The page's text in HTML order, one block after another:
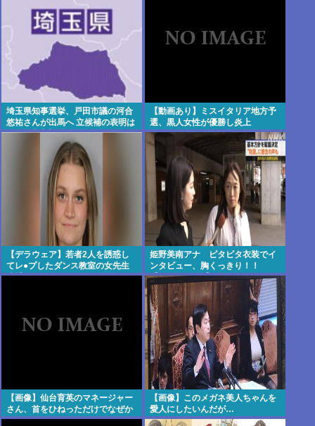
埼玉県知事選挙、戸田市議の河合
悠祐さんが出馬へ 立候補の表明は
1人目:東京新聞
【動画あり】ミスイタリア地方予
選、黒人女性が優勝し炎上
【デラウェア】若者2人を誘惑し
てレ●プしたダンス教室の女先生
逮捕
姫野美南アナ ピタピタ衣装でイ
ンタビュー、胸くっきり！！
【GIF動画あり】
【画像】仙台育英のマネージャー
さん、首をひねっただけでなぜか
ウインクしたことにされてしまう
【画像】このメガネ美人ちゃんを
愛人にしたいんだが…